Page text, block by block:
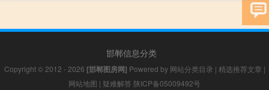
邯郸信息分类
Copyright © 2012 - 2026 [邯郸图房网] Powered by 网站分类目录 | 精选推荐文章 |
网站地图 | 疑难解答 陕ICP备05009492号